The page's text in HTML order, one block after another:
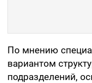
По мнению
вариантом
подразделений,